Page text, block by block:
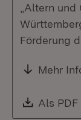
„Altern
Förderung
Mehr
Als